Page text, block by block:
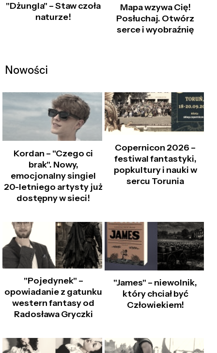
"Dżungla" – Staw czoła
naturze!
Mapa wzywa Cię!
Posłuchaj. Otwórz
serce i wyobraźnię
Nowości
Kordan – "Czego ci
brak". Nowy,
emocjonalny singiel
20-letniego artysty już
dostępny w sieci!
Copernicon 2026 –
festiwal fantastyki,
popkultury i nauki w
sercu Torunia
"Pojedynek" –
opowiadanie z gatunku
western fantasy od
Radosława Gryczki
"James" – niewolnik,
który chciał być
Człowiekiem!